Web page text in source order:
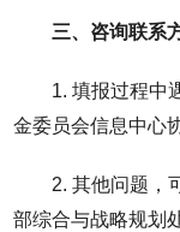
三、咨询联系
1. 填报过程中
金委员会信息中心
2. 其他问题，
部综合与战略规划